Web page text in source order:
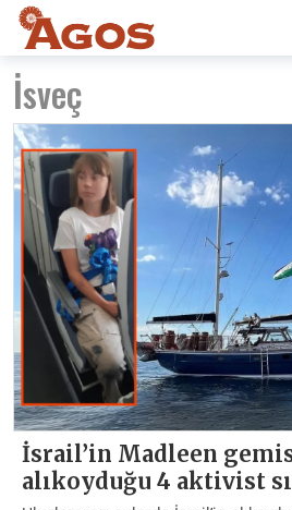
İsveç
İsrail’in Madleen
alıkoyduğu 4 aktivist